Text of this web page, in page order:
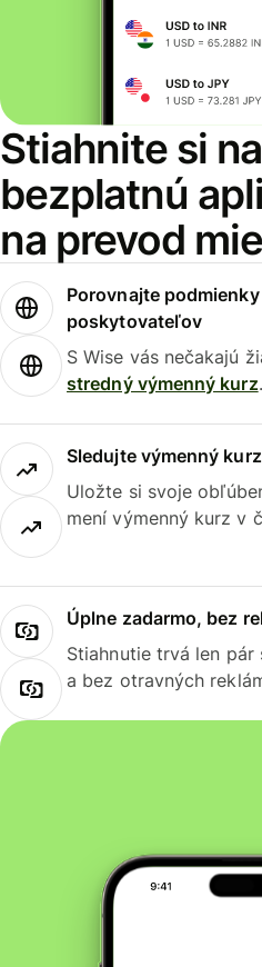
Stiahnite si
bezplatnú
na prevod
Porovnajte
poskytovateľov
S Wise vás nečakajú
stredný výmenný kurz.
Sledujte výmenný
Uložte si svoje
mení výmenný kurz v
Úplne zadarmo, bez
Stiahnutie trvá len pár
a bez otravných